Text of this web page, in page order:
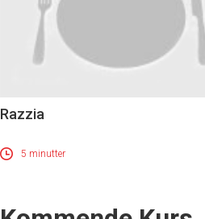
Razzia
5 minutter